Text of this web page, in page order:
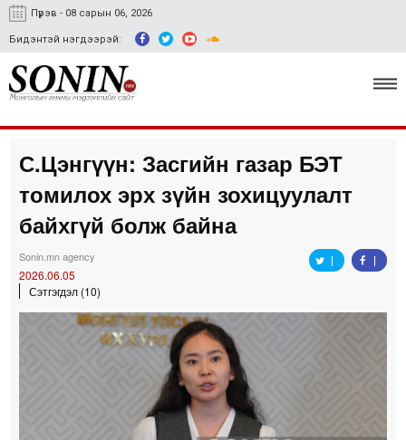
Пүрэв - 08 сарын 06, 2026
Бидэнтэй нэгдээрэй:
Улс төр, эдийн засаг
Гэмт хэрэг
Easy news
С.Цэнгүүн: Засгийн газар БЭТ
томилох эрх зүйн зохицуулалт
байхгүй болж байна
Sonin.mn agency
2026.06.05
Сэтгэгдэл (10)